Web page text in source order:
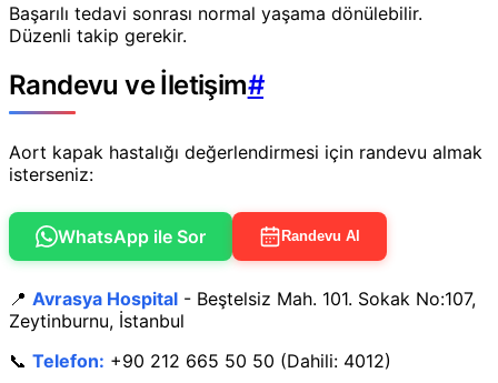
Başarılı tedavi sonrası normal yaşama dönülebilir.
Düzenli takip gerekir.
Randevu ve İletişim#
Aort kapak hastalığı değerlendirmesi için randevu almak
isterseniz:
WhatsApp ile Sor Randevu Al
📍 Avrasya Hospital - Beştelsiz Mah. 101. Sokak No:107,
Zeytinburnu, İstanbul
📞 Telefon: +90 212 665 50 50 (Dahili: 4012)